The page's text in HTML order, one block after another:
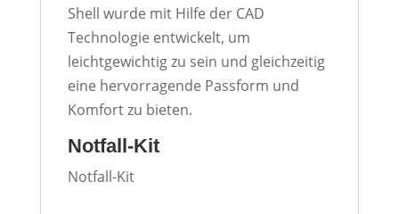
Shell wurde mit Hilfe der CAD
Technologie entwickelt, um
leichtgewichtig zu sein und gleichzeitig
eine hervorragende Passform und
Komfort zu bieten.
Notfall-Kit
Notfall-Kit